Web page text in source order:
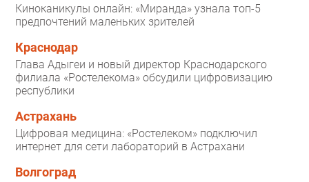
Киноканикулы онлайн: «Миранда» узнала топ-5
предпочтений маленьких зрителей
Краснодар
Глава Адыгеи и новый директор Краснодарского
филиала «Ростелекома» обсудили цифровизацию
республики
Астрахань
Цифровая медицина: «Ростелеком» подключил
интернет для сети лабораторий в Астрахани
Волгоград